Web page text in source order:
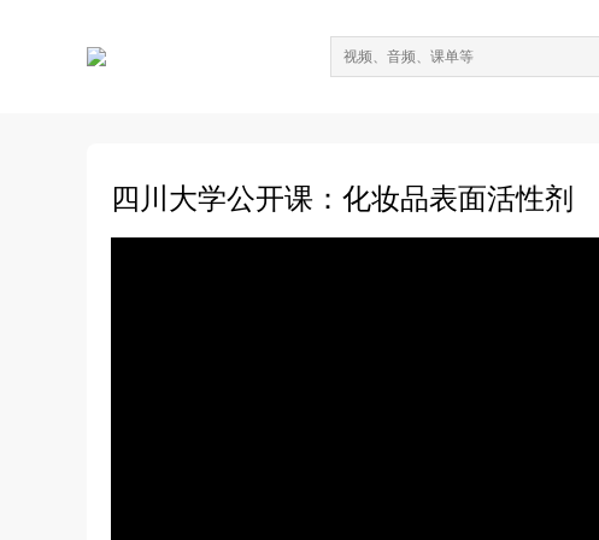
四川大学公开课：化妆品表面活性剂